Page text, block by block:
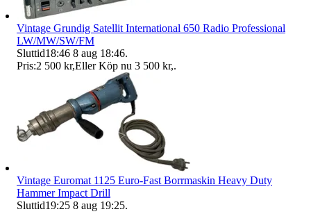
Vintage Grundig Satellit International 650 Radio Professional
LW/MW/SW/FM
Sluttid18:46 8 aug 18:46.
Pris:2 500 kr,Eller Köp nu 3 500 kr,.
Vintage Euromat 1125 Euro-Fast Borrmaskin Heavy Duty
Hammer Impact Drill
Sluttid19:25 8 aug 19:25.